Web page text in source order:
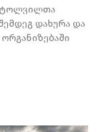
დახურა და